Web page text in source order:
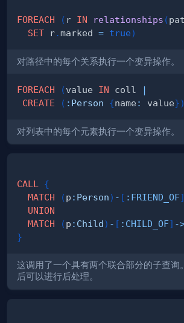
FOREACH ( r IN relationships (
SET r.marked = true)
对路径中的每个关系执行一个变异操作。
FOREACH (value IN coll
|
CREATE
( : Person {name : value})
对列表中的每个元素执行一个变异操作。
CALL
{
MATCH
(p : Person) - [ : FRIEND_OF]
UNION
MATCH
(p : Child) - [ : CHILD_OF] -
}
这调用了一个具有两个联合部分的子查询
后可以进行后处理。